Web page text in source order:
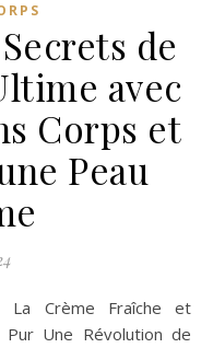
de
avec
Corps et
Peau
Pur Une Révolution de